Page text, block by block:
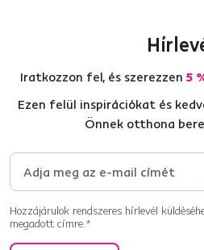
Iratkozzon fel, és szerezzen 5
Ezen felül inspirációkat és
Önnek otthona
Hozzájárulok rendszeres hírlevél
megadott címre.*